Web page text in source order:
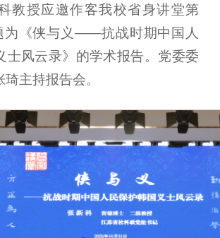
教授应邀作客我校省身讲堂第
为《侠与义——抗战时期中国人
士风云录》的学术报告。党委委
主持报告会。